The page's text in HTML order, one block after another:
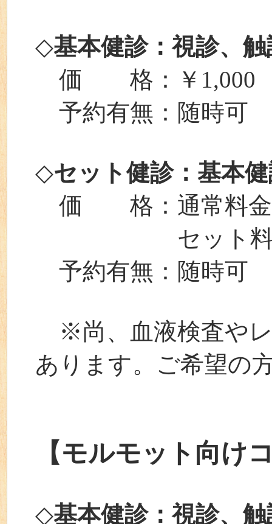
◇基本健診：視診、
価 格：￥1,000
予約有無：随時可
◇セット健診：基本
価 格：通常料金
セット料金⇒
予約有無：随時可
※尚、血液検査や
あります。ご希望の
【モルモット向け
◇基本健診：視診、